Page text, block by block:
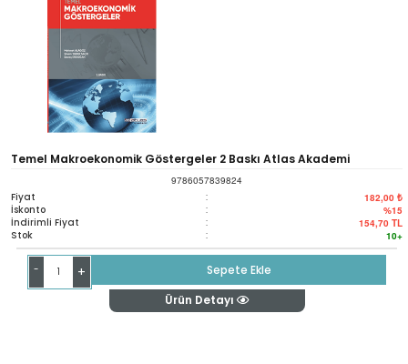
Temel Makroekonomik Göstergeler 2 Baskı Atlas Akademi
9786057839824
Fiyat : 182,00 ₺
İskonto : %15
İndirimli Fiyat : 154,70 TL
Stok : 10+
- +
Sepete Ekle
Ürün Detayı